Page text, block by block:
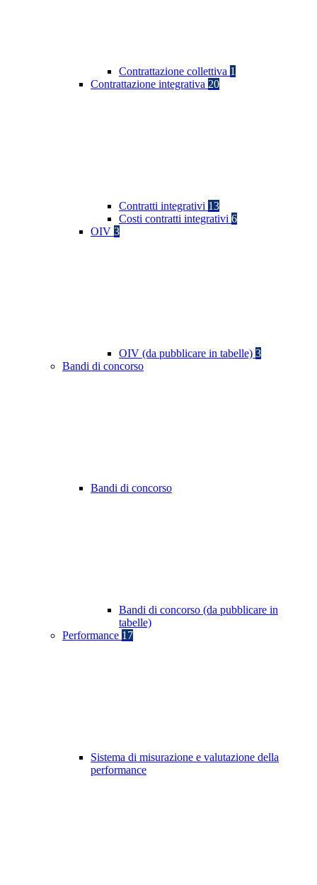
Contrattazione collettiva 1
Contrattazione integrativa 20
Contratti integrativi 13
Costi contratti integrativi 6
OIV 3
OIV (da pubblicare in tabelle) 3
Bandi di concorso
Bandi di concorso
Bandi di concorso (da pubblicare in
tabelle)
Performance 17
Sistema di misurazione e valutazione della
performance